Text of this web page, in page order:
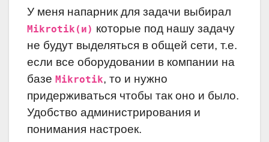
У меня напарник для задачи выбирал
Mikrotik(и) которые под нашу задачу
не будут выделяться в общей сети, т.е.
если все оборудовании в компании на
базе Mikrotik, то и нужно
придерживаться чтобы так оно и было.
Удобство администрирования и
понимания настроек.